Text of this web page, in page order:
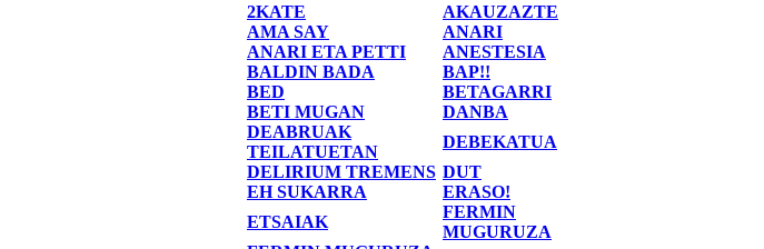
2KATE
AKAUZAZTE
AMA SAY
ANARI
ANARI ETA PETTI
ANESTESIA
BALDIN BADA
BAP!!
BED
BETAGARRI
BETI MUGAN
DANBA
DEABRUAK
TEILATUETAN
DEBEKATUA
DELIRIUM TREMENS DUT
EH SUKARRA
ERASO!
ETSAIAK
FERMIN
MUGURUZA